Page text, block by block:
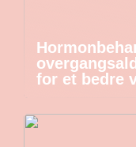
for et bedre